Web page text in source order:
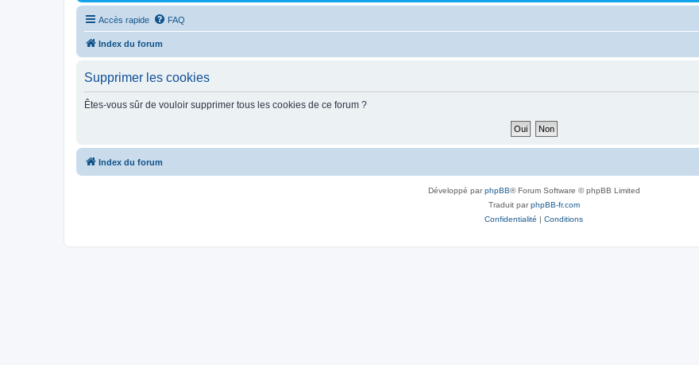
Accès rapide FAQ
Index du forum
Supprimer les cookies
Êtes-vous sûr de vouloir supprimer tous les cookies de ce forum ?
Index du forum
Développé parphpBB® Forum Software © phpBB Limited
Traduit parphpBB-fr.com
Confidentialité | Conditions